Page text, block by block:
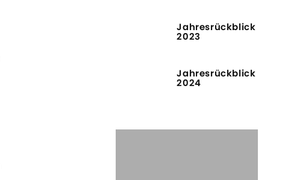
Jahresrückblick
2023
Jahresrückblick
2024